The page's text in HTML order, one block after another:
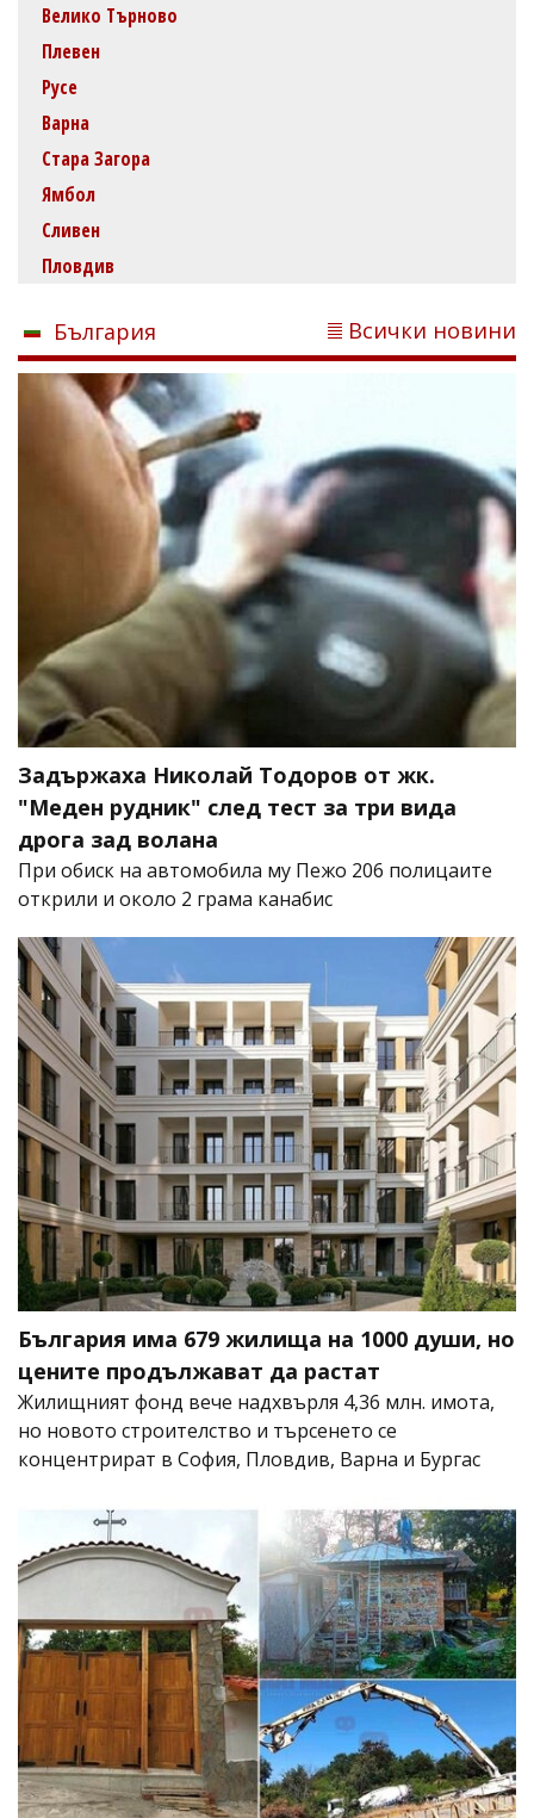
Велико Търново
Плевен
Русе
Варна
Стара Загора
Ямбол
Сливен
Пловдив
България Всички новини
Задържаха Николай Тодоров от жк.
"Меден рудник" след тест за три вида
дрога зад волана
При обиск на автомобила му Пежо 206 полицаите
открили и около 2 грама канабис
България има 679 жилища на 1000 души, но
цените продължават да растат
Жилищният фонд вече надхвърля 4,36 млн. имота,
но новото строителство и търсенето се
концентрират в София, Пловдив, Варна и Бургас